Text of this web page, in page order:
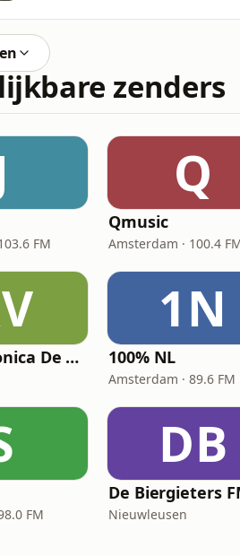
zenders
FM
Q
Qmusic
Amsterdam · 100.4
Radio Veronica De Beste 80s
1N
100% NL
Amsterdam · 89.6 FM
FM
DB
De Biergieters
Nieuwleusen